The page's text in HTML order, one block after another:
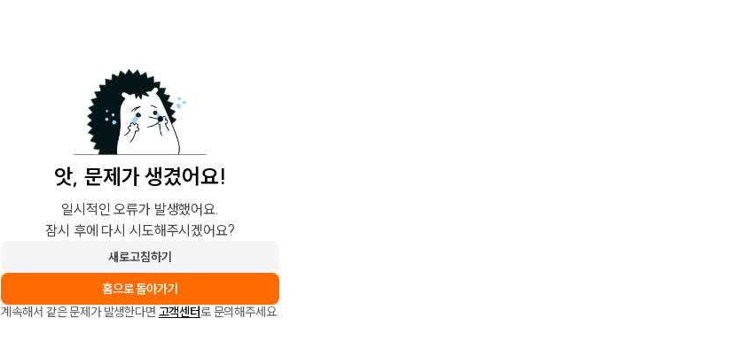
앗, 문제가 생겼어요!
일시적인 오류가 발생했어요.
잠시 후에 다시 시도해주시겠어요?
새로고침하기
홈으로 돌아가기
계속해서 같은 문제가 발생한다면 고객센터로 문의해주세요.